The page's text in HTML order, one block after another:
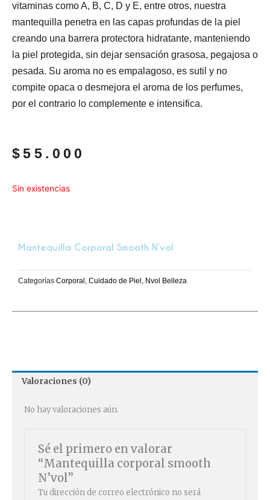
vitaminas como A, B, C, D y E, entre otros, nuestra
mantequilla penetra en las capas profundas de la piel
creando una barrera protectora hidratante, manteniendo
la piel protegida, sin dejar sensación grasosa, pegajosa o
pesada. Su aroma no es empalagoso, es sutil y no
compite opaca o desmejora el aroma de los perfumes,
por el contrario lo complemente e intensifica.
$55.000
Sin existencias
Mantequilla Corporal Smooth N’vol
Categorías Corporal Cuidado de Piel Nvol Belleza
Valoraciones (0)
No hay valoraciones aún.
Sé el primero en valorar
“Mantequilla corporal smooth
N’vol”
Tu dirección de correo electrónico no será